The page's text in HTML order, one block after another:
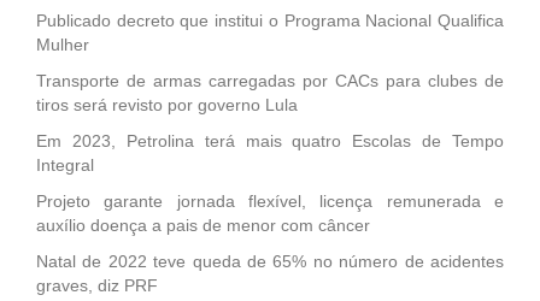
Publicado decreto que institui o Programa Nacional Qualifica
Mulher
Transporte de armas carregadas por CACs para clubes de
tiros será revisto por governo Lula
Em 2023, Petrolina terá mais quatro Escolas de Tempo
Integral
Projeto garante jornada flexível, licença remunerada e
auxílio doença a pais de menor com câncer
Natal de 2022 teve queda de 65% no número de acidentes
graves, diz PRF